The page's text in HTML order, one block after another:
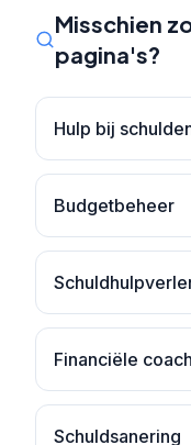
Misschien
pagina's?
Hulp bij
Budgetbeheer
Financiële coach
Schuldsanering